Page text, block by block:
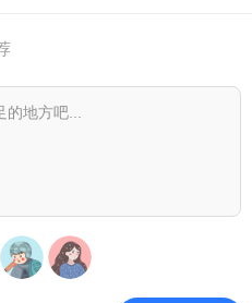
推送相似作品
晚阅读不伤眼